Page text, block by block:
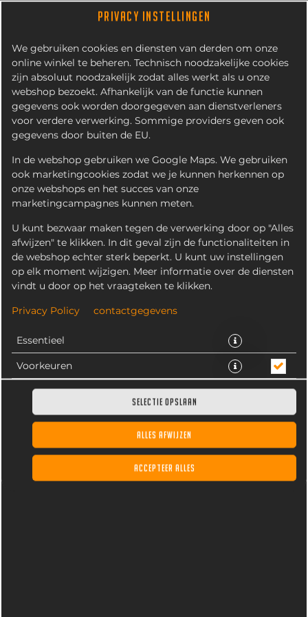
PRIVACY INSTELLINGEN
We gebruiken cookies en diensten van derden om onze
online winkel te beheren. Technisch noodzakelijke cookies
zijn absoluut noodzakelijk zodat alles werkt als u onze
webshop bezoekt. Afhankelijk van de functie kunnen
gegevens ook worden doorgegeven aan dienstverleners
voor verdere verwerking. Sommige providers geven ook
gegevens door buiten de EU.
In de webshop gebruiken we Google Maps. We gebruiken
ook marketingcookies zodat we je kunnen herkennen op
onze webshops en het succes van onze
marketingcampagnes kunnen meten.
U kunt bezwaar maken tegen de verwerking door op "Alles
afwijzen" te klikken. In dit geval zijn de functionaliteiten in
de webshop echter sterk beperkt. U kunt uw instellingen
op elk moment wijzigen. Meer informatie over de diensten
vindt u door op het vraagteken te klikken.
Privacy Policy contactgegevens
Essentieel
Voorkeuren
Statistieken
SELECTIE OPSLAAN
ALLES AFWIJZEN
ACCEPTEER ALLES
BROODJE SHOARMA
ijsbergsla. Keuze uit malse kip- of varkensshoarma.